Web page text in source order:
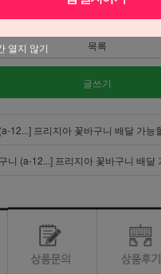
목록
글쓰기
12...] 프리지아 꽃바구니 배달 가능
니 (a-12...] 프리지아 꽃바구니 배달
열지 않기